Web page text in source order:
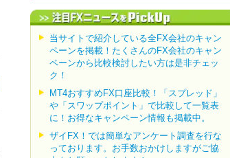
当サイトで紹介している全FX会社のキャン
ペーンを掲載！たくさんのFX会社のキャン
ペーンから比較検討したい方は是非チェッ
ク！
MT4おすすめFX口座比較！「スプレッド」
や「スワップポイント」で比較して一覧表
に！お得なキャンペーン情報も掲載中。
ザイFX！では簡単なアンケート調査を行な
っております。お手数おかけしますがご協